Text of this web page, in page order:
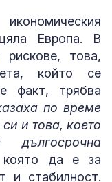
Европа. В
рискове, това,
който се
факт, трябва
по време
и това, което
да е за
и стабилност.